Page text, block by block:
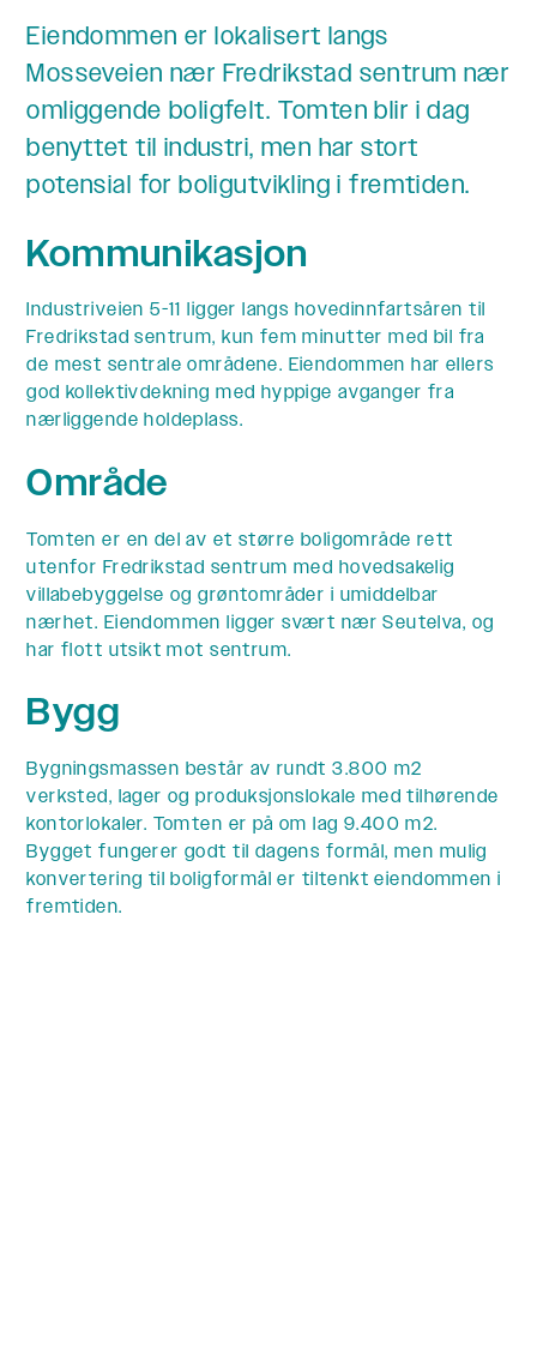
Eiendommen er lokalisert langs
Mosseveien nær Fredrikstad sentrum nær
omliggende boligfelt. Tomten blir i dag
benyttet til industri, men har stort
potensial for boligutvikling i fremtiden.
Kommunikasjon
Industriveien 5-11 ligger langs hovedinnfartsåren til
Fredrikstad sentrum, kun fem minutter med bil fra
de mest sentrale områdene. Eiendommen har ellers
god kollektivdekning med hyppige avganger fra
nærliggende holdeplass.
Område
Tomten er en del av et større boligområde rett
utenfor Fredrikstad sentrum med hovedsakelig
villabebyggelse og grøntområder i umiddelbar
nærhet. Eiendommen ligger svært nær Seutelva, og
har flott utsikt mot sentrum.
Bygg
Bygningsmassen består av rundt 3.800 m2
verksted, lager og produksjonslokale med tilhørende
kontorlokaler. Tomten er på om lag 9.400 m2.
Bygget fungerer godt til dagens formål, men mulig
konvertering til boligformål er tiltenkt eiendommen i
fremtiden.